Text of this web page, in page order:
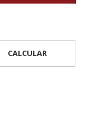
CALCULAR